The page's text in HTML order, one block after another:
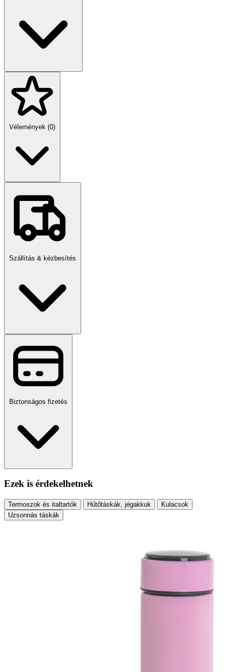
Vélemények (0)
Szállítás & kézbesítés
Biztonságos fizetés
Ezek is érdekelhetnek
Termoszok és italtartók Hűtőtáskák, jégakkuk
Kulacsok
Uzsonnás táskák